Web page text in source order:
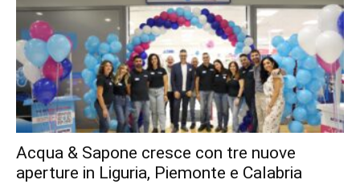
Acqua & Sapone cresce con tre nuove
aperture in Liguria, Piemonte e Calabria